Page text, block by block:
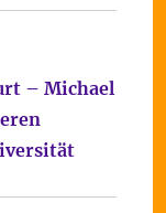
– Michael